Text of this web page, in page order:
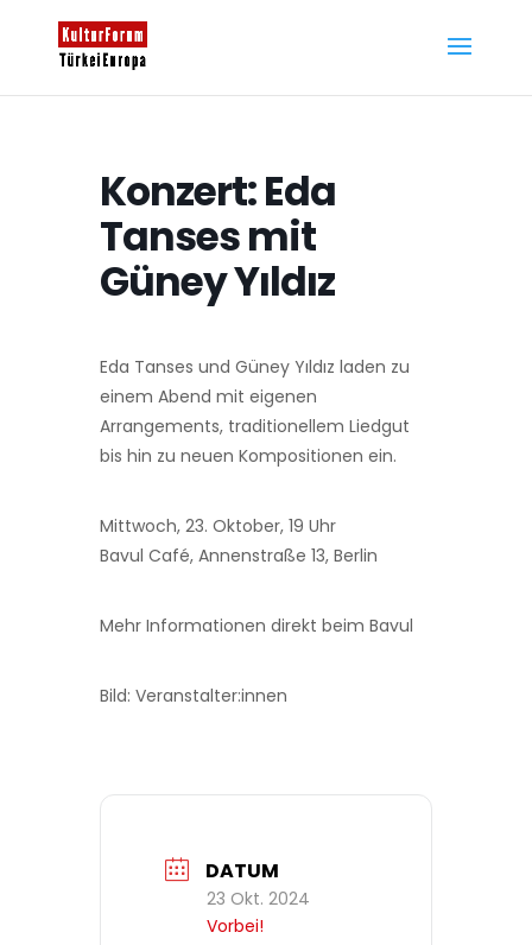
Konzert: Eda
Tanses mit
Güney Yıldız
Eda Tanses und Güney Yıldız laden zu
einem Abend mit eigenen
Arrangements, traditionellem Liedgut
bis hin zu neuen Kompositionen ein.
Mittwoch, 23. Oktober, 19 Uhr
Bavul Café, Annenstraße 13, Berlin
Mehr Informationen direkt beim Bavul
Bild: Veranstalter:innen
DATUM
23 Okt. 2024
Vorbei!